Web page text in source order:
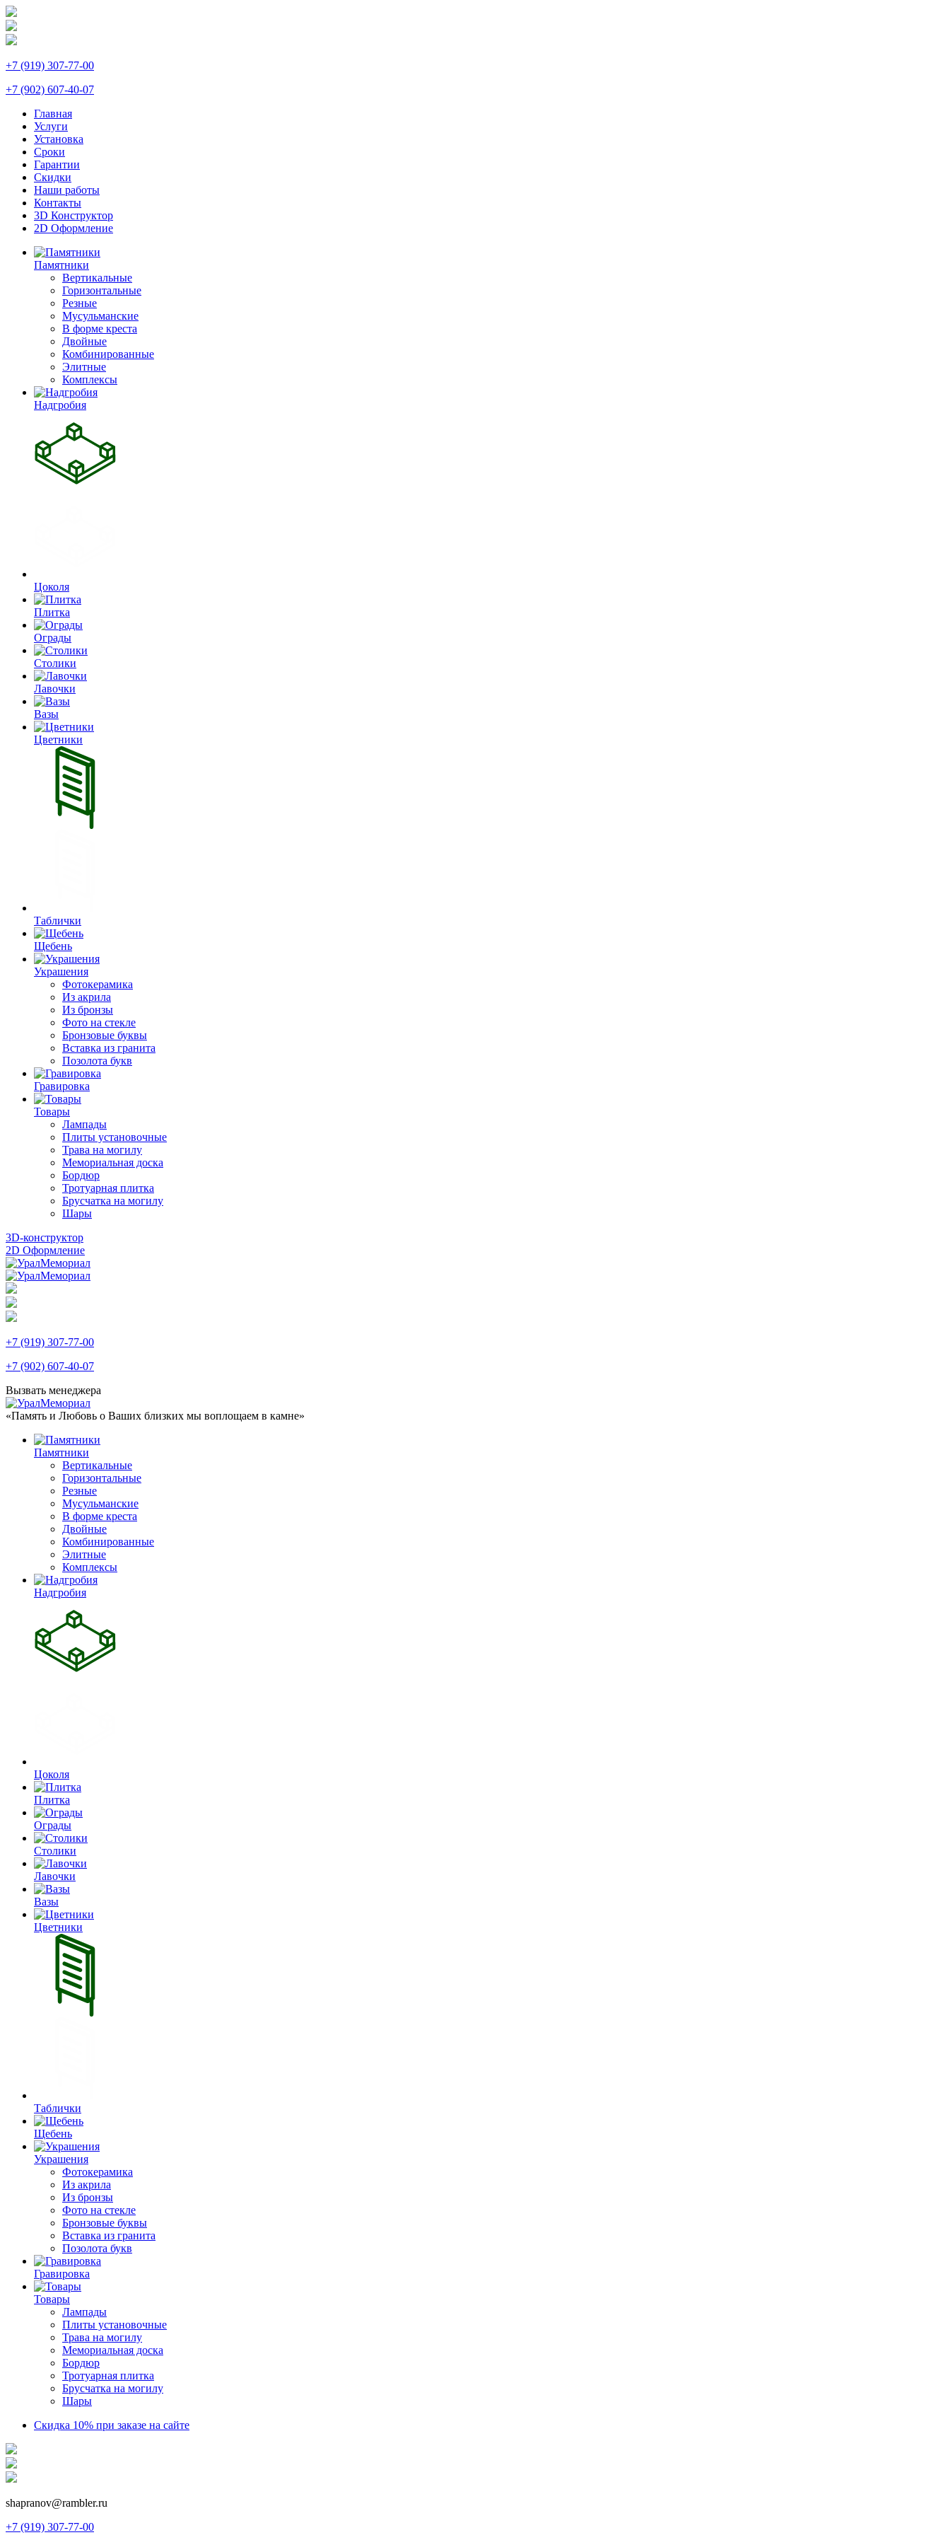
+7 (919) 307-77-00
+7 (902) 607-40-07
Главная
Услуги
Установка
Сроки
Гарантии
Скидки
Наши работы
Контакты
3D Конструктор
2D Оформление
Памятники
Вертикальные
Горизонтальные
Резные
Мусульманские
В форме креста
Двойные
Комбинированные
Элитные
Комплексы
Надгробия
Цоколя
Плитка
Ограды
Столики
Лавочки
Вазы
Цветники
Таблички
Щебень
Украшения
Фотокерамика
Из акрила
Из бронзы
Фото на стекле
Бронзовые буквы
Вставка из гранита
Позолота букв
Гравировка
Товары
Лампады
Плиты установочные
Трава на могилу
Мемориальная доска
Бордюр
Тротуарная плитка
Брусчатка на могилу
Шары
3D-конструктор
2D Оформление
+7 (919) 307-77-00
+7 (902) 607-40-07
Вызвать менеджера
«Память и Любовь о Ваших близких мы воплощаем в камне»
Памятники
Вертикальные
Горизонтальные
Резные
Мусульманские
В форме креста
Двойные
Комбинированные
Элитные
Комплексы
Надгробия
Цоколя
Плитка
Ограды
Столики
Лавочки
Вазы
Цветники
Таблички
Щебень
Украшения
Фотокерамика
Из акрила
Из бронзы
Фото на стекле
Бронзовые буквы
Вставка из гранита
Позолота букв
Гравировка
Товары
Лампады
Плиты установочные
Трава на могилу
Мемориальная доска
Бордюр
Тротуарная плитка
Брусчатка на могилу
Шары
Скидка 10% при заказе на сайте
shapranov@rambler.ru
+7 (919) 307-77-00